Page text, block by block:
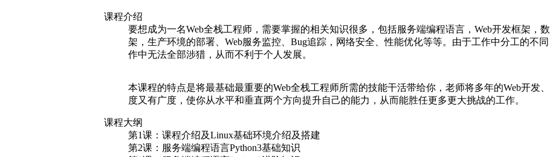
课程介绍
要想成为一名Web全栈工程师，需要掌握的相关知识很多，包括服务端编程语言，Web开发框架，数
架，生产环境的部署、Web服务监控、Bug追踪，网络安全、性能优化等等。由于工作中分工的不
作中无法全部涉猎，从而不利于个人发展。
本课程的特点是将最基础最重要的Web全栈工程师所需的技能干活带给你，老师将多年的Web开发
度又有广度，使你从水平和垂直两个方向提升自己的能力，从而能胜任更多更大挑战的工作。
课程大纲
第1课：课程介绍及Linux基础环境介绍及搭建
第2课：服务端编程语言Python3基础知识